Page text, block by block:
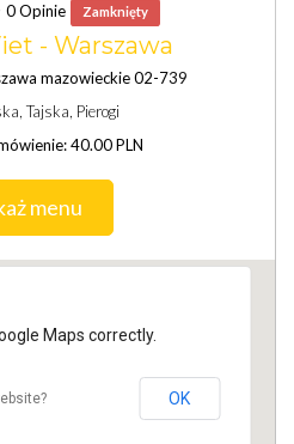
0 Opinie
Zamknięty
- Warszawa
mazowieckie 02-739
Tajska, Pierogi
40.00 PLN
menu
Maps correctly.
OK